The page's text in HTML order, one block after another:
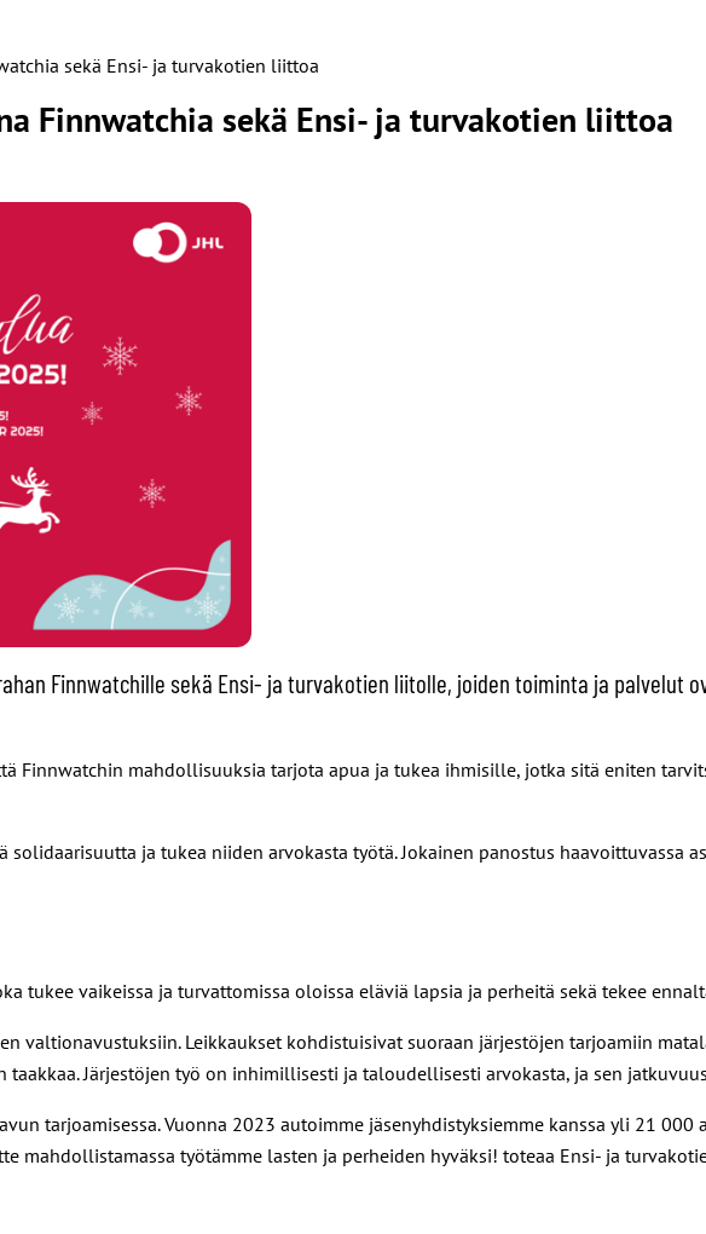
sekä Ensi- ja turvakotien liittoa
Finnwatchia sekä Ensi- ja turvakotien liittoa
Finnwatchille sekä Ensi- ja turvakotien liitolle, joiden toiminta ja palvelut
Finnwatchin mahdollisuuksia tarjota apua ja tukea ihmisille, jotka sitä eniten
ja tukea niiden arvokasta työtä. Jokainen panostus haavoittuvassa
tukee vaikeissa ja turvattomissa oloissa eläviä lapsia ja perheitä sekä tekee
valtionavustuksiin. Leikkaukset kohdistuisivat suoraan järjestöjen tarjoamiin
Järjestöjen työ on inhimillisesti ja taloudellisesti arvokasta, ja sen
tarjoamisessa. Vuonna 2023 autoimme jäsenyhdistyksiemme kanssa yli 21 000
mahdollistamassa työtämme lasten ja perheiden hyväksi! toteaa Ensi- ja